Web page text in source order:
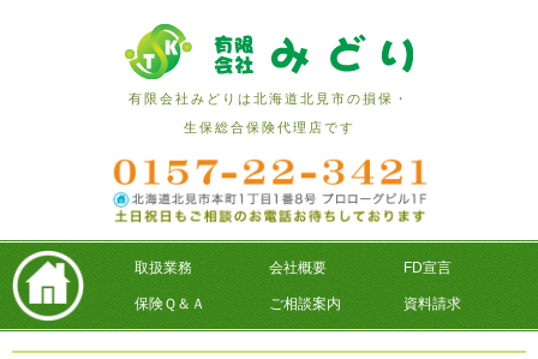
有限会社みどりは北海道北見市の損保・
生保総合保険代理店です
取扱業務 会社概要 FD宣言
保険Ｑ＆Ａ ご相談案内 資料請求